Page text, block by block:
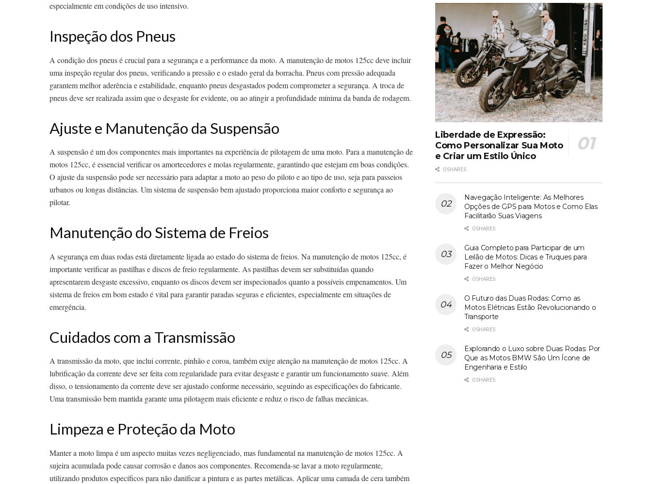
especialmente em condições de uso intensivo.
Inspeção dos Pneus
A condição dos pneus é crucial para a segurança e a performance da moto. A manutenção de motos 125cc deve incluir
uma inspeção regular dos pneus, verificando a pressão e o estado geral da borracha. Pneus com pressão adequada
garantem melhor aderência e estabilidade, enquanto pneus desgastados podem comprometer a segurança. A troca de
pneus deve ser realizada assim que o desgaste for evidente, ou ao atingir a profundidade mínima da banda de rodagem.
Ajuste e Manutenção da Suspensão
A suspensão é um dos componentes mais importantes na experiência de pilotagem de uma moto. Para a manutenção de
motos 125cc, é essencial verificar os amortecedores e molas regularmente, garantindo que estejam em boas condições.
O ajuste da suspensão pode ser necessário para adaptar a moto ao peso do piloto e ao tipo de uso, seja para passeios
urbanos ou longas distâncias. Um sistema de suspensão bem ajustado proporciona maior conforto e segurança ao
pilotar.
Manutenção do Sistema de Freios
A segurança em duas rodas está diretamente ligada ao estado do sistema de freios. Na manutenção de motos 125cc, é
importante verificar as pastilhas e discos de freio regularmente. As pastilhas devem ser substituídas quando
apresentarem desgaste excessivo, enquanto os discos devem ser inspecionados quanto a possíveis empenamentos. Um
sistema de freios em bom estado é vital para garantir paradas seguras e eficientes, especialmente em situações de
emergência.
Cuidados com a Transmissão
A transmissão da moto, que inclui corrente, pinhão e coroa, também exige atenção na manutenção de motos 125cc. A
lubrificação da corrente deve ser feita com regularidade para evitar desgaste e garantir um funcionamento suave. Além
disso, o tensionamento da corrente deve ser ajustado conforme necessário, seguindo as especificações do fabricante.
Uma transmissão bem mantida garante uma pilotagem mais eficiente e reduz o risco de falhas mecânicas.
Limpeza e Proteção da Moto
Manter a moto limpa é um aspecto muitas vezes negligenciado, mas fundamental na manutenção de motos 125cc. A
sujeira acumulada pode causar corrosão e danos aos componentes. Recomenda-se lavar a moto regularmente,
utilizando produtos específicos para não danificar a pintura e as partes metálicas. Aplicar uma camada de cera também
Liberdade de Expressão:
Como Personalizar Sua Moto
e Criar um Estilo Único
0 SHARES
Navegação Inteligente: As Melhores
Opções de GPS para Motos e Como Elas
Facilitarão Suas Viagens
0 SHARES
Guia Completo para Participar de um
Leilão de Motos: Dicas e Truques para
Fazer o Melhor Negócio
0 SHARES
O Futuro das Duas Rodas: Como as
Motos Elétricas Estão Revolucionando o
Transporte
0 SHARES
Explorando o Luxo sobre Duas Rodas: Por
Que as Motos BMW São Um Ícone de
Engenharia e Estilo
0 SHARES